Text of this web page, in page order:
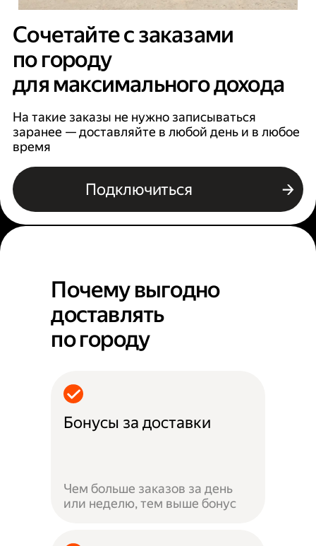
Сочетайте с заказами
по городу
для максимального дохода
На такие заказы не нужно записываться
заранее — доставляйте в любой день и в любое
время
Подключиться
Почему выгодно
доставлять
по городу
Бонусы за доставки
Чем больше заказов за день
или неделю, тем выше бонус